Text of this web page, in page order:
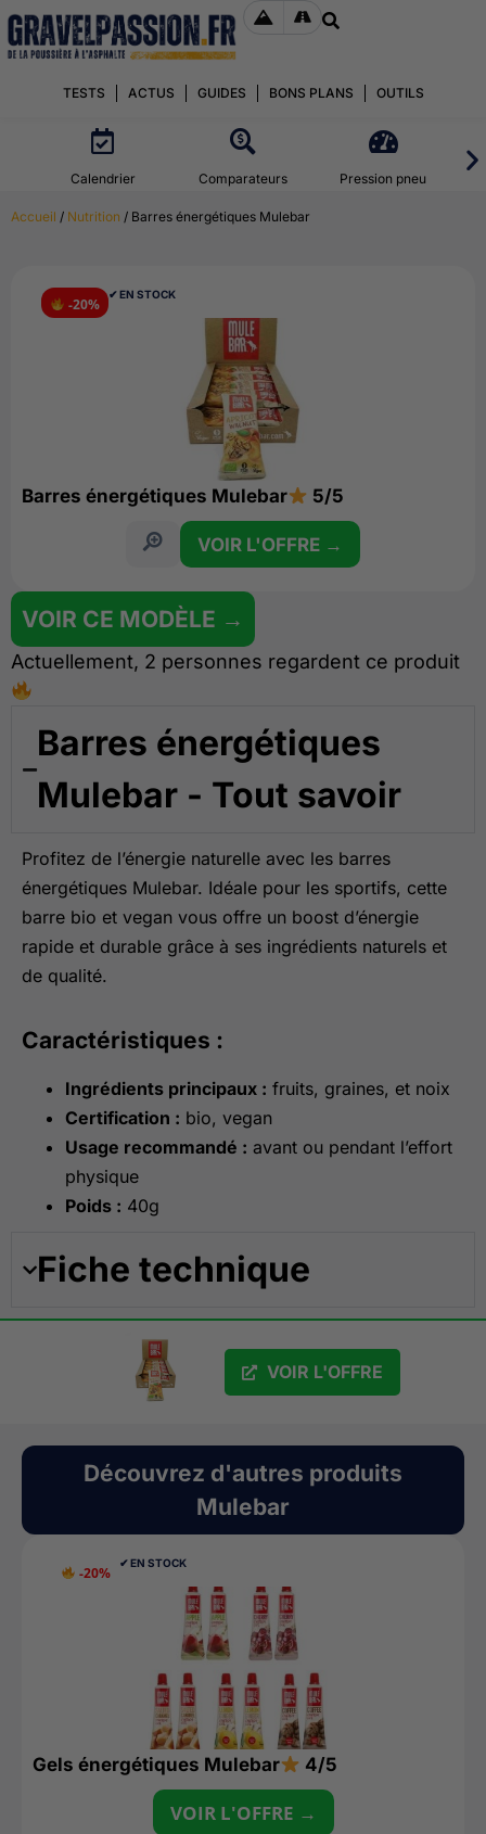
TESTS ACTUS GUIDES BONS PLANS OUTILS
Calendrier Comparateurs Pression pneu
Accueil / Nutrition / Barres énergétiques Mulebar
VOIR CE MODÈLE →
Actuellement, 2 personnes regardent ce produit
Barres énergétiques
Mulebar - Tout savoir
Profitez de l’énergie naturelle avec les barres
énergétiques Mulebar. Idéale pour les sportifs, cette
barre bio et vegan vous offre un boost d’énergie
rapide et durable grâce à ses ingrédients naturels et
de qualité.
Caractéristiques :
Ingrédients principaux : fruits, graines, et noix
Certification : bio, vegan
Usage recommandé : avant ou pendant l’effort
physique
Poids : 40g
Fiche technique
-20%
✔︎ EN STOCK
Barres énergétiques Mulebar 5/5
VOIR L'OFFRE →
VOIR L'OFFRE
Découvrez d'autres produits
Mulebar
-20%
✔︎ EN STOCK
Gels énergétiques Mulebar 4/5
VOIR L'OFFRE →